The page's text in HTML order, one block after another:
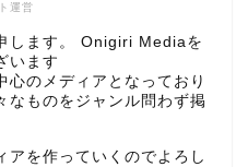
運営
します。 Onigiri Mediaを
います
心のメディアとなっており
なものをジャンル問わず掲
アを作っていくのでよろし